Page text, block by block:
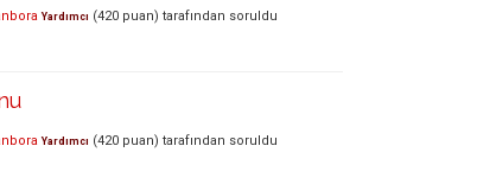
Yardımcı (420 puan) tarafından soruldu
Yardımcı (420 puan) tarafından soruldu